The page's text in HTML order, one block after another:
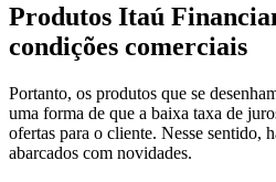
Produtos Itaú
condições comerciais
Portanto, os produtos que se
uma forma de que a baixa taxa de
ofertas para o cliente. Nesse sentido,
abarcados com novidades.